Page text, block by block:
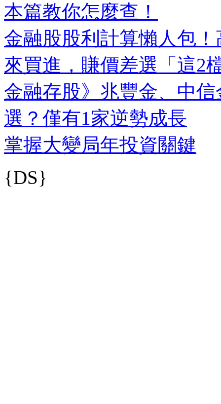
本篇教你怎麼查！
金融股股利計算懶人包
來買進，賺價差選「這2
金融存股》兆豐金、中
選？僅有1家逆勢成長
掌握大變局年投資關鍵
{DS}